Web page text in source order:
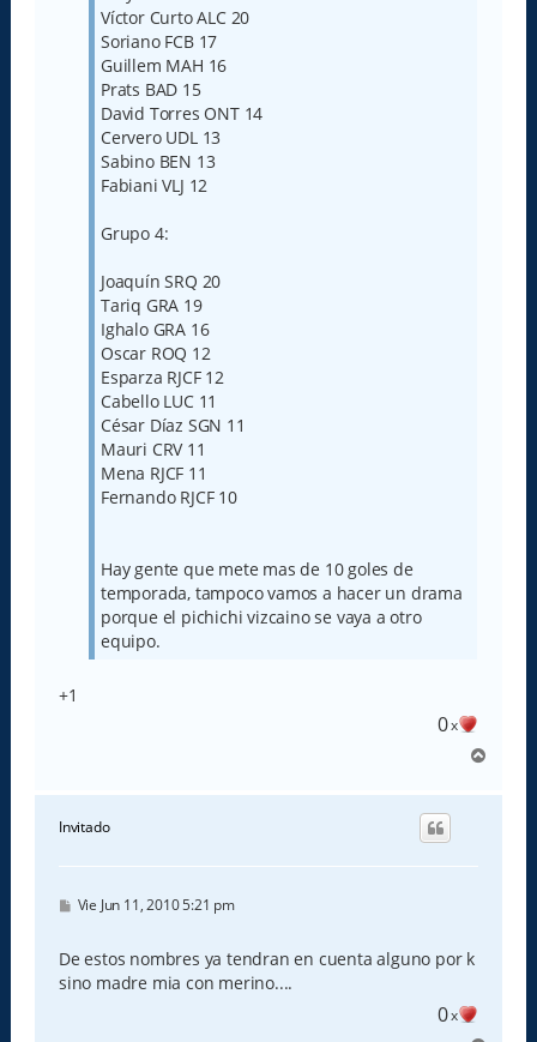
Víctor Curto ALC 20
Soriano FCB 17
Guillem MAH 16
Prats BAD 15
David Torres ONT 14
Cervero UDL 13
Sabino BEN 13
Fabiani VLJ 12
Grupo 4:
Joaquín SRQ 20
Tariq GRA 19
Ighalo GRA 16
Oscar ROQ 12
Esparza RJCF 12
Cabello LUC 11
César Díaz SGN 11
Mauri CRV 11
Mena RJCF 11
Fernando RJCF 10
Hay gente que mete mas de 10 goles de
temporada, tampoco vamos a hacer un drama
porque el pichichi vizcaino se vaya a otro
equipo.
+1
0x
r
Invitado
M
s
a
j
Vie Jun 11, 2010 5:21 pm
De estos nombres ya tendran en cuenta alguno por k
sino madre mia con merino....
0x